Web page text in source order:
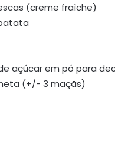
(creme fraîche)
açúcar em pó para
(+/- 3 maçãs)